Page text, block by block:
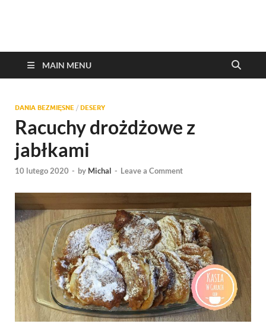
MAIN MENU
DANIA BEZMIĘSNE / DESERY
Racuchy drożdżowe z
jabłkami
10 lutego 2020 - by Michal - Leave a Comment